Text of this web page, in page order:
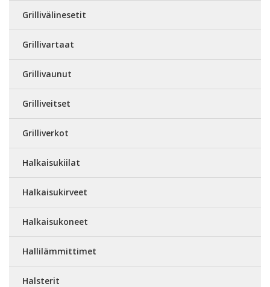
Grillivälinesetit
Grillivartaat
Grillivaunut
Grilliveitset
Grilliverkot
Halkaisukiilat
Halkaisukirveet
Halkaisukoneet
Hallilämmittimet
Halsterit